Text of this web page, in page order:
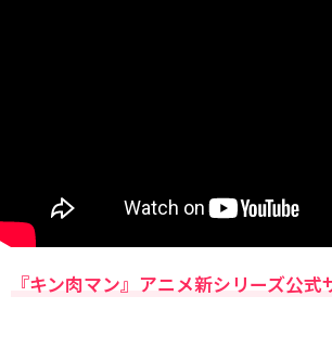
『キン肉マン』アニメ新シリーズ公式